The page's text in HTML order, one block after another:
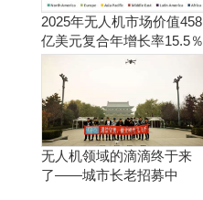
2025年无人机市场价值458
亿美元复合年增长率15.5％
无人机领域的滴滴终于来
了——城市长老招募中